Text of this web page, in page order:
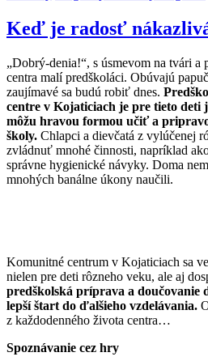
Keď je radosť
„Dobrý-denia!“, s úsmevom na tvári
centra malí predškoláci. Obúvajú
zaujímavé sa budú robiť dnes.
centre v Kojaticiach je pre tieto deti
môžu hravou formou učiť a
školy. Chlapci a dievčatá z vylúčenej
zvládnuť mnohé činnosti, napríklad
správne hygienické návyky. Doma
mnohých banálne úkony naučili.
Komunitné centrum v Kojaticiach sa
nielen pre deti rôzneho veku, ale aj
predškolská príprava a doučovanie
lepší štart do ďalšieho vzdelávania.
z každodenného života centra…
Spoznávanie cez hry